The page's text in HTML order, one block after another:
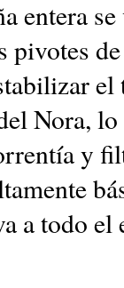
entera se
pivotes
el
Nora,
y
a todo el